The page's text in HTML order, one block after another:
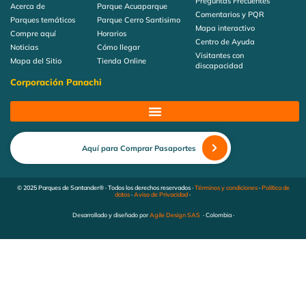
Acerca de
Parques temáticos
Compre aquí
Noticias
Mapa del Sitio
Parque Acuaparque
Parque Cerro Santisimo
Horarios
Cómo llegar
Tienda Online
Comentarios y PQR
Mapa interactivo
Centro de Ayuda
Visitantes con
discapacidad
Corporación Panachi
Aquí para Comprar Pasaportes
© 2025 Parques de Santander® · Todos los derechos reservados ·Términos y condiciones·Política de
datos·Aviso de Privacidad·
Desarrollado y diseñado porAgile Design SAS· Colombia ·